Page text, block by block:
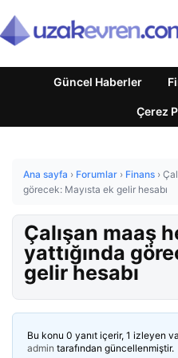
Güncel Haberler
Çerez
Ana sayfa › Forumlar › Finans ›
görecek: Mayısta ek gelir hesabı
Çalışan maaş
yattığında
gelir hesabı
Bu konu 0 yanıt içerir, 1 izleyen
admin tarafından güncellenmiştir.